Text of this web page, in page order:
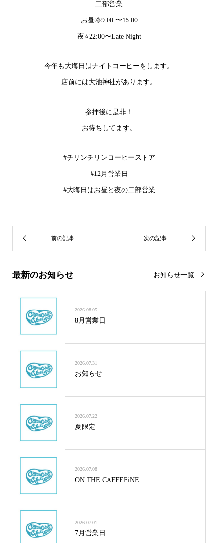
二部営業
お昼🌞9:00 〜15:00
夜⭐️22:00〜Late Night
今年も大晦日はナイトコーヒーをします。
店前には大池神社があります。
参拝後に是非！
お待ちしてます。
#チリンチリンコーヒーストア
#12月営業日
#大晦日はお昼と夜の二部営業
最新のお知らせ お知らせ一覧
2026.08.05
8月営業日
2026.07.31
お知らせ
2026.07.22
夏限定
2026.07.08
ON THE CAFFEEiNE
2026.07.01
7月営業日